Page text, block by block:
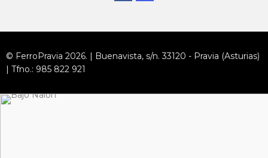
© FerroPravia 2026. | Buenavista, s/n. 33120 - Pravia (Asturias)
| Tfno.: 985 822 921